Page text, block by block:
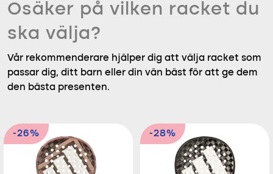
Osäker på vilken racket du
ska välja?
Vår rekommenderare hjälper dig att välja racket som
passar dig, ditt barn eller din vän bäst för att ge dem
den bästa presenten.
-26% -28%